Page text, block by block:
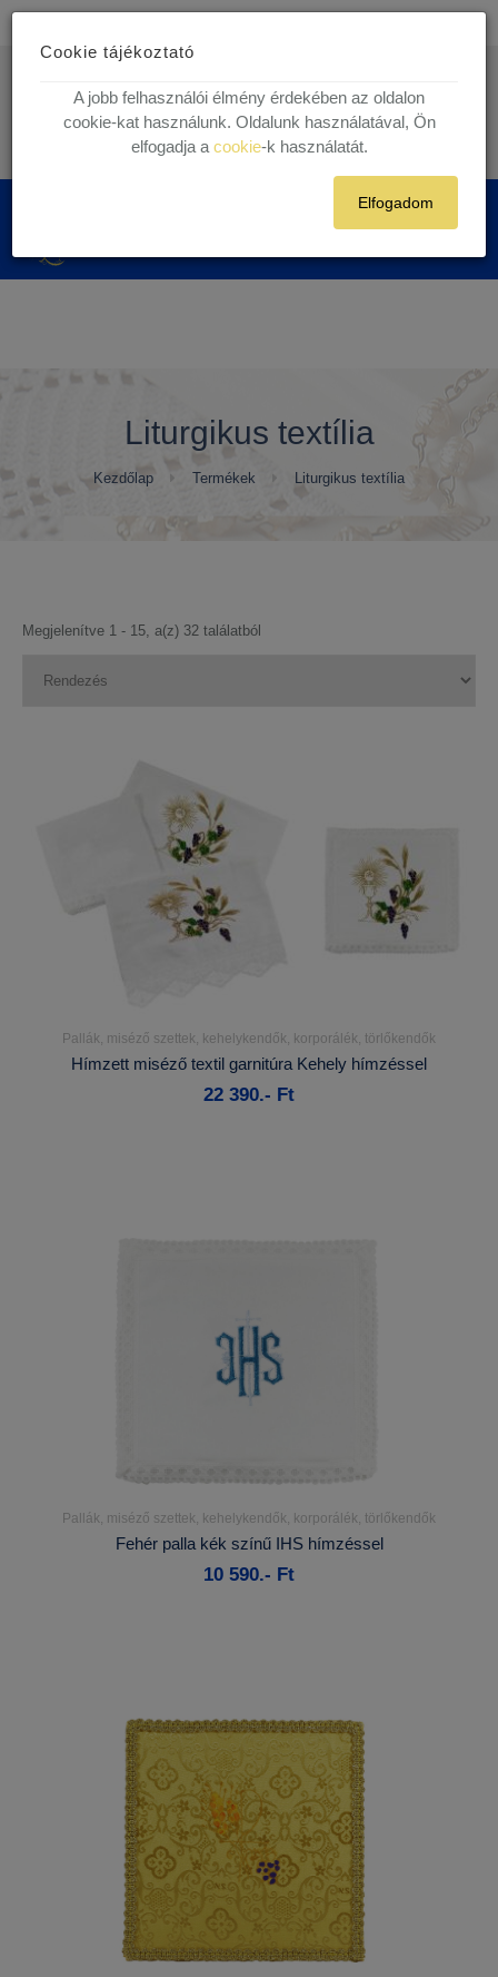
1 munkanapos házhoz szállítás!
+36 (70) 631 29 82 | +36 ( 1 ) 201 29 82
Belépés Regisztráció
0
Liturgikus textília
Kezdőlap Termékek Liturgikus textília
Megjelenítve 1 - 15, a(z) 32 találatból
Részletek...
Kosárba
Pallák, miséző szettek, kehelykendők, korporálék, törlőkendők
Hímzett miséző textil garnitúra Kehely hímzéssel
22 390.- Ft
Részletek...
Kosárba
Pallák, miséző szettek, kehelykendők, korporálék, törlőkendők
Fehér palla kék színű IHS hímzéssel
10 590.- Ft
Cookie tájékoztató
A jobb felhasználói élmény érdekében az oldalon
cookie-kat használunk. Oldalunk használatával, Ön
elfogadja a cookie-k használatát.
Elfogadom